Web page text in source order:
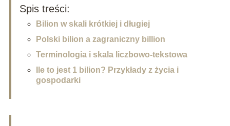
Spis treści:
Bilion w skali krótkiej i długiej
Polski bilion a zagraniczny billion
Terminologia i skala liczbowo-tekstowa
Ile to jest 1 bilion? Przykłady z życia i
gospodarki